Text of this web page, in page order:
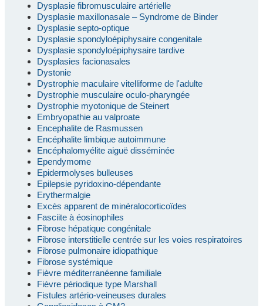
Dysplasie fibromusculaire artérielle
Dysplasie maxillonasale – Syndrome de Binder
Dysplasie septo-optique
Dysplasie spondyloépiphysaire congenitale
Dysplasie spondyloépiphysaire tardive
Dysplasies facionasales
Dystonie
Dystrophie maculaire vitelliforme de l'adulte
Dystrophie musculaire oculo-pharyngée
Dystrophie myotonique de Steinert
Embryopathie au valproate
Encephalite de Rasmussen
Encéphalite limbique autoimmune
Encéphalomyélite aiguë disséminée
Ependymome
Epidermolyses bulleuses
Epilepsie pyridoxino-dépendante
Erythermalgie
Excès apparent de minéralocorticoïdes
Fasciite à éosinophiles
Fibrose hépatique congénitale
Fibrose interstitielle centrée sur les voies respiratoires
Fibrose pulmonaire idiopathique
Fibrose systémique
Fièvre méditerranéenne familiale
Fièvre périodique type Marshall
Fistules artério-veineuses durales